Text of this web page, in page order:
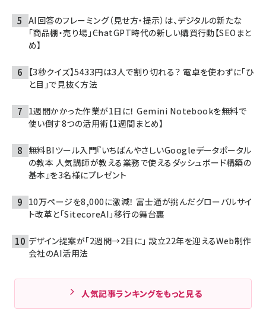
AI回答のフレーミング（見せ方・提示）は、デジタルの新たな
「商品棚・売り場」――ChatGPT時代の新しい購買行動【SEOまと
め】
【3秒クイズ】5433円は3人で割り切れる？ 電卓を使わずに「ひ
と目」で見抜く方法
1週間かかった作業が1日に！ Gemini Notebookを無料で
使い倒す8つの活用術【1週間まとめ】
無料BIツール入門『いちばんやさしいGoogleデータポータル
の教本 人気講師が教える業務で使えるダッシュボード構築の
基本』を3名様にプレゼント
10万ページを8,000に激減！ 富士通が挑んだグローバルサイ
ト改革と「SitecoreAI」移行の舞台裏
デザイン提案が「2週間→2日に」 設立22年を迎えるWeb制作
会社のAI活用法
人気記事ランキングをもっと見る